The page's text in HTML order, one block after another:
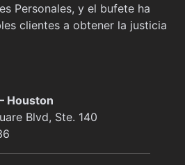
Personales, y el bufete ha
clientes a obtener la justicia
Houston
Blvd, Ste. 140